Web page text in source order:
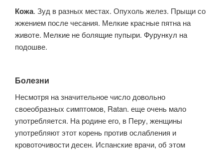
Кожа. Зуд в разных местах. Опухоль желез. Прыщи со
жжением после чесания. Мелкие красные пятна на
животе. Мелкие не болящие пупыри. Фурункул на
подошве.
Болезни
Несмотря на значительное число довольно
своеобразных симптомов, Ratan. еще очень мало
употребляется. На родине его, в Перу, женщины
употребляют этот корень против ослабления и
кровоточивости десен. Испанские врачи, об этом